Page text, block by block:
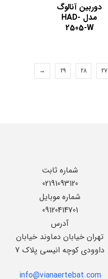
دوربین آنالوگ
مدل HAD-
2505-W
27
28
29
→
شماره ثابت
02191093120
شماره موبایل
09120414701
آدرس
تهران خیابان دماوند خیابان
داوودی کوچه انیسی پلاک 7
info@vianaertebat.com